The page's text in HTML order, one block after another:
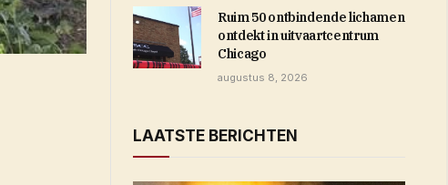
Ruim 50 ontbindende lichamen
ontdekt in uitvaartcentrum
Chicago
augustus 8, 2026
LAATSTE BERICHTEN